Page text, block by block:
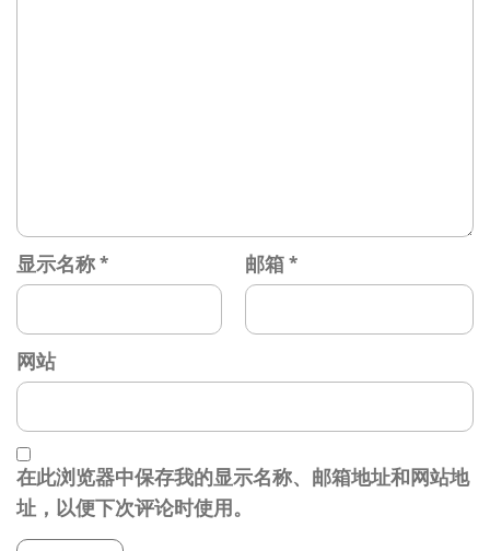
显示名称* 邮箱*
网站
在此浏览器中保存我的显示名称、邮箱地址和网站地
址，以便下次评论时使用。